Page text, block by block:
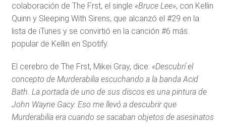
colaboración de The Frst, el single «Bruce Lee», con Kellin
Quinn y Sleeping With Sirens, que alcanzó el #29 en la
lista de iTunes y se convirtió en la canción #6 más
popular de Kellin en Spotify.
El cerebro de The Frst, Mikei Gray, dice: «Descubrí el
concepto de Murderabilia escuchando a la banda Acid
Bath. La portada de uno de sus discos es una pintura de
John Wayne Gacy. Eso me llevó a descubrir que
Murderabilia era cuando se sacaban objetos de asesinatos